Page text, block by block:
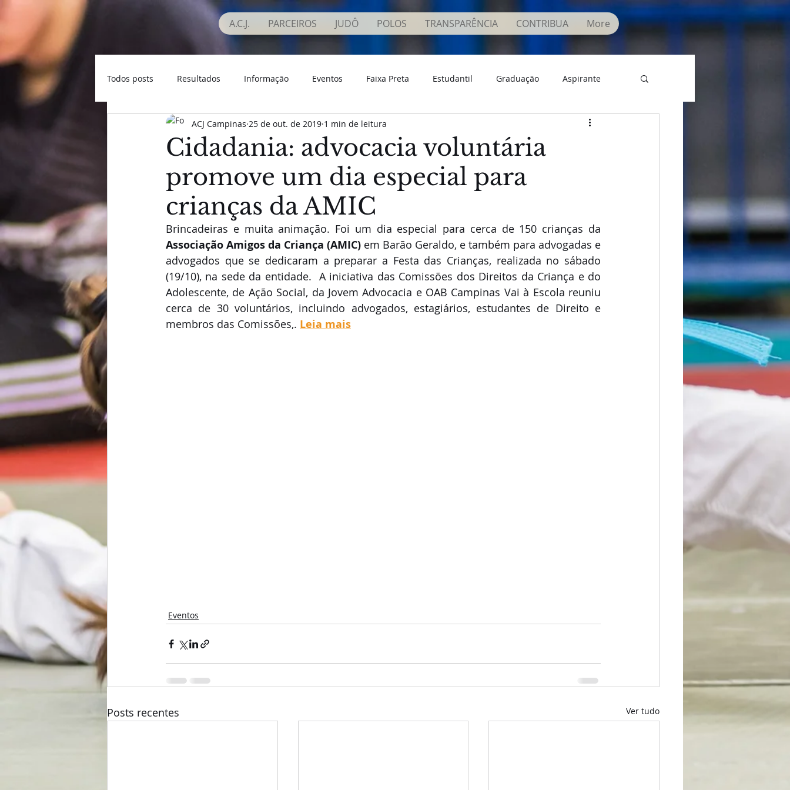
A.C.J. PARCEIROS JUDÔ POLOS TRANSPARÊNCIA CONTRIBUA More
Todos posts Resultados Informação Eventos Faixa Preta Estudantil Graduação Aspirante
Seleção Campineira Veteranos Conhecimento
Cidadania: advocacia voluntária
promove um dia especial para
crianças da AMIC
ACJ Campinas 25 de out. de 2019 1 min de leitura
Associação Amigos da Criança (AMIC) em Barão Geraldo, e também para advogadas e
advogados que se dedicaram a preparar a Festa das Crianças, realizada no sábado
(19/10), na sede da entidade.  A iniciativa das Comissões dos Direitos da Criança e do
Adolescente, de Ação Social, da Jovem Advocacia e OAB Campinas Vai à Escola reuniu
cerca de 30 voluntários, incluindo advogados, estagiários, estudantes de Direito e
membros das Comissões,. Leia mais
Eventos
Posts recentes Ver tudo